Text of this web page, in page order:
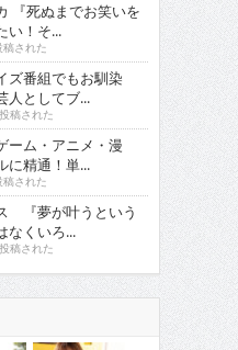
『死ぬまでお笑いを
い！そ...
された
番組でもお馴染
人としてブ...
稿された
ム・アニメ・漫
に精通！単...
された
『夢が叶うという
なくいろ...
稿された